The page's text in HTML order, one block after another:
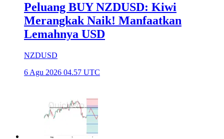
Peluang BUY NZDUSD: Kiwi
Merangkak Naik! Manfaatkan
Lemahnya USD
NZDUSD
6 Agu 2026 04.57 UTC